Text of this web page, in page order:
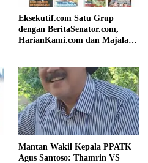
Eksekutif.com Satu Grup
dengan BeritaSenator.com,
HarianKami.com dan Majalah
Mantan Wakil Kepala PPATK
Agus Santoso: Thamrin VS